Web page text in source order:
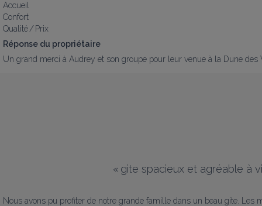
Accueil
Confort
Qualité / Prix
Réponse du propriétaire
Un grand merci à Audrey et son groupe pour leur venue à la Dune
« gite spacieux et agréable à
Nous avons pu profiter de notre grande famille dans un beau gite.